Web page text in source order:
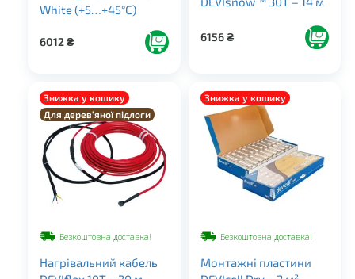
White (+5…+45°C)
6012₴ 6156₴
Знижка у кошику
Для дерев’яної підлоги
Безкоштовна доставка!
Нагрівальний кабель
Знижка у кошику
Безкоштовна доставка!
Монтажні пластини